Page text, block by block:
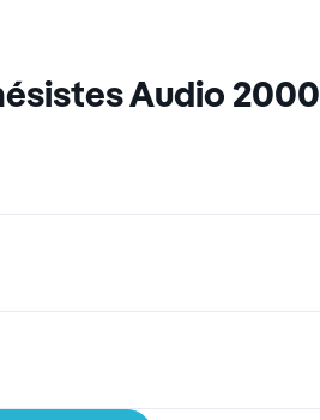
Audio 2000